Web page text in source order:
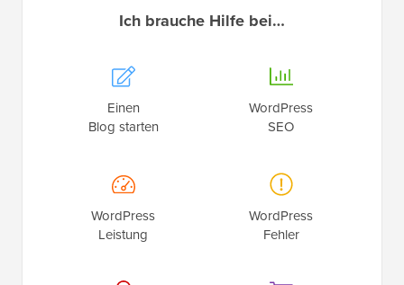
Ich brauche Hilfe bei…
Einen
Blog starten
WordPress
SEO
WordPress
Leistung
WordPress
Fehler